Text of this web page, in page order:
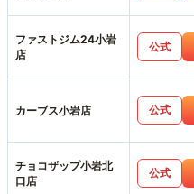
ファストジム24小岩
店
公式
カーブス小岩店 公式
チョコザップ小岩北
口店
公式